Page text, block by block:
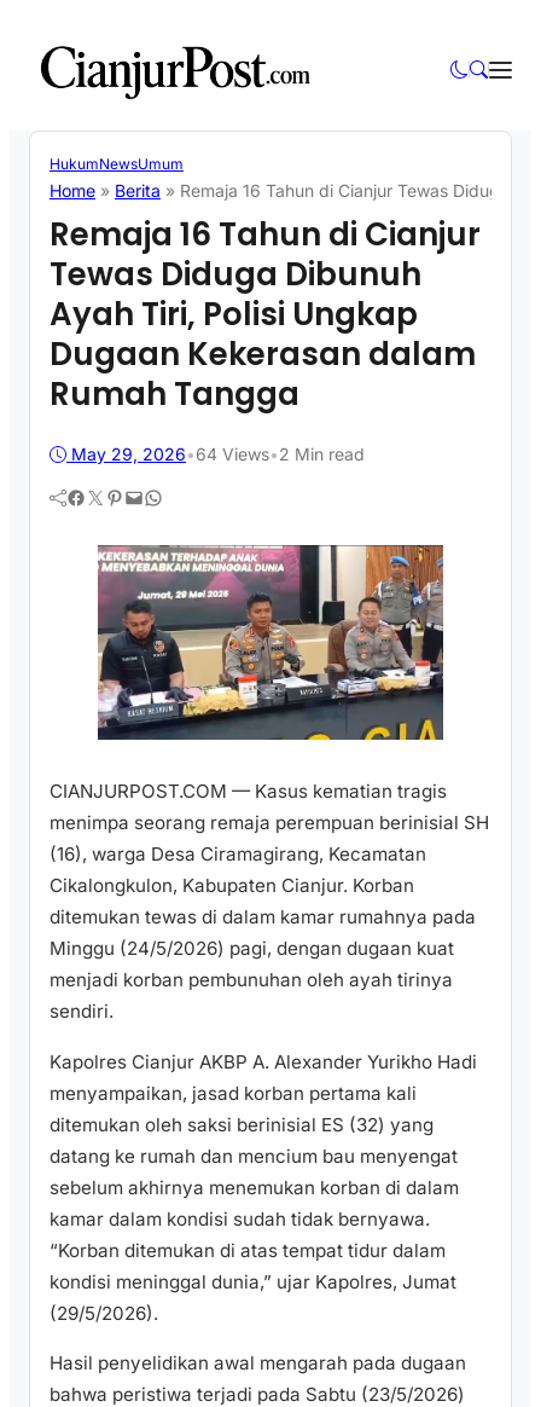
HukumNewsUmum
Home » Berita » Remaja 16 Tahun di Cianjur Tewas Diduga
Remaja 16 Tahun di Cianjur
Tewas Diduga Dibunuh
Ayah Tiri, Polisi Ungkap
Dugaan Kekerasan dalam
Rumah Tangga
May 29, 2026•64 Views•2 Min read
Facebook Twitter Pinterest Mail WhatsApp
CIANJURPOST.COM — Kasus kematian tragis
menimpa seorang remaja perempuan berinisial SH
(16), warga Desa Ciramagirang, Kecamatan
Cikalongkulon, Kabupaten Cianjur. Korban
ditemukan tewas di dalam kamar rumahnya pada
Minggu (24/5/2026) pagi, dengan dugaan kuat
menjadi korban pembunuhan oleh ayah tirinya
sendiri.
Kapolres Cianjur AKBP A. Alexander Yurikho Hadi
menyampaikan, jasad korban pertama kali
ditemukan oleh saksi berinisial ES (32) yang
datang ke rumah dan mencium bau menyengat
sebelum akhirnya menemukan korban di dalam
kamar dalam kondisi sudah tidak bernyawa.
“Korban ditemukan di atas tempat tidur dalam
kondisi meninggal dunia,” ujar Kapolres, Jumat
(29/5/2026).
Hasil penyelidikan awal mengarah pada dugaan
bahwa peristiwa terjadi pada Sabtu (23/5/2026)